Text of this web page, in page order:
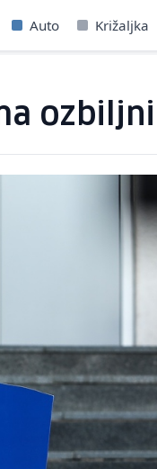
Auto Križaljka